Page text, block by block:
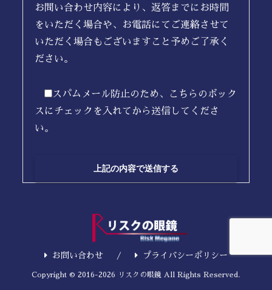
お問い合わせ内容により、返答までにお時間
をいただく場合や、お電話にてご連絡させて
いただく場合もございますこと予めご了承く
ださい。
スパムメール防止のため、こちらのボック
スにチェックを入れてから送信してくださ
い。
お問い合わせ プライバシーポリシー
Copyright © 2016-2026 リスクの眼鏡 All Rights Reserved.